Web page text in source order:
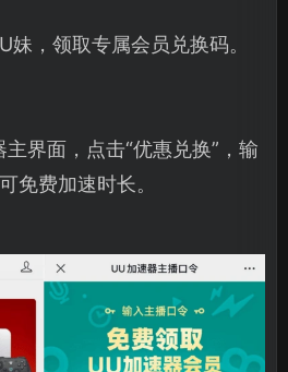
，领取专属会员兑换码。
界面，点击“优惠兑换”，输
免费加速时长。